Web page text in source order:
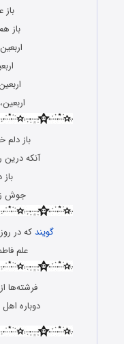
باز
باز
باز
آنکه
جوش
گویند که در
علم
فرشته‌ها
دوباره